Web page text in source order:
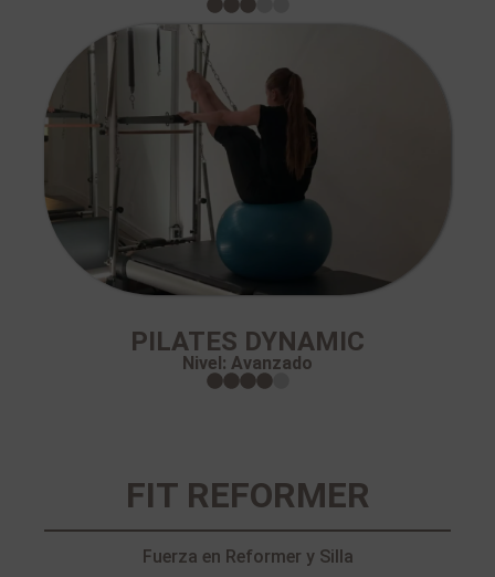
PILATES DYNAMIC​
Nivel: Avanzado
FIT REFORMER
Fuerza en Reformer y Silla​